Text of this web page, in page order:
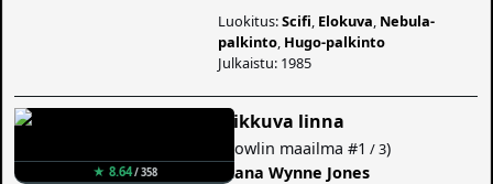
Luokitus:Scifi Elokuva Nebula-
palkinto Hugo-palkinto
Julkaistu: 1985
★ 8.64/ 358
Liikkuva linna
Howlin maailma #1 / 3)
Diana Wynne Jones